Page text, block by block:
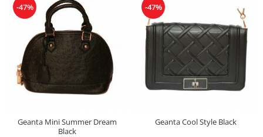
-47%
Geanta Mini Summer Dream
Black
-47%
Geanta Cool Style Black